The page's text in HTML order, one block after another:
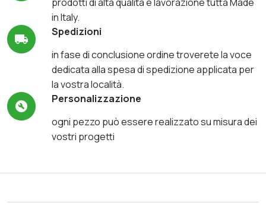
in Italy.
Spedizioni
in fase di conclusione ordine troverete la voce
dedicata alla spesa di spedizione applicata per
la vostra località.
Personalizzazione
ogni pezzo può essere realizzato su misura dei
vostri progetti